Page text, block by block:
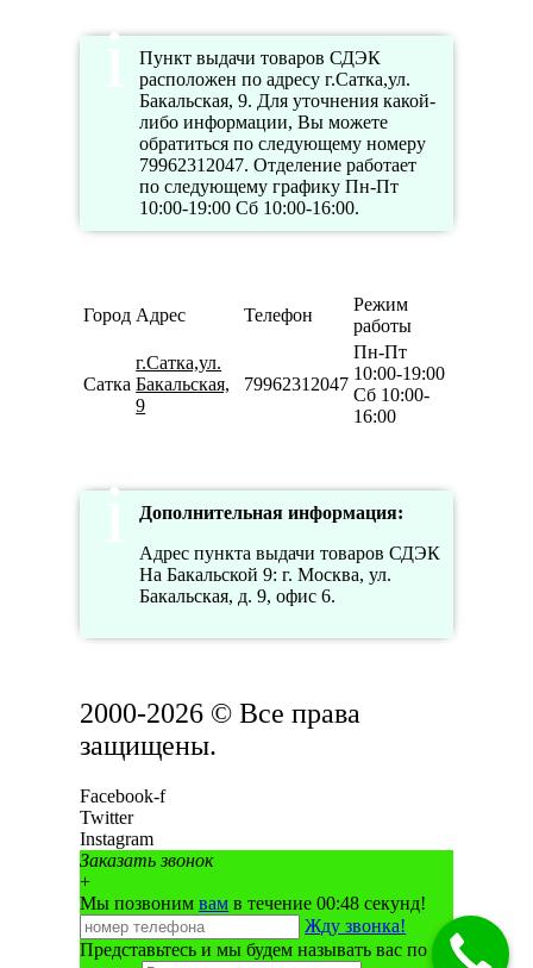
Пункт выдачи товаров СДЭК
расположен по адресу г.Сатка,ул.
Бакальская, 9. Для уточнения какой-
либо информации, Вы можете
обратиться по следующему номеру
79962312047. Отделение работает
по следующему графику Пн-Пт
10:00-19:00 Сб 10:00-16:00.
Город Адрес Телефон
Режим
работы
Сатка
г.Сатка,ул.
Бакальская,
9
79962312047
Пн-Пт
10:00-19:00
Сб 10:00-
16:00
Дополнительная информация:
Адрес пункта выдачи товаров СДЭК
На Бакальской 9: г. Москва, ул.
Бакальская, д. 9, офис 6.
2000-2026 © Все права
защищены.
Facebook-f
Twitter
Instagram
Заказать звонок
+
Мы позвонимвам в течение 00:48 секунд!
Жду звонка!
Представьтесь и мы будем называть вас по